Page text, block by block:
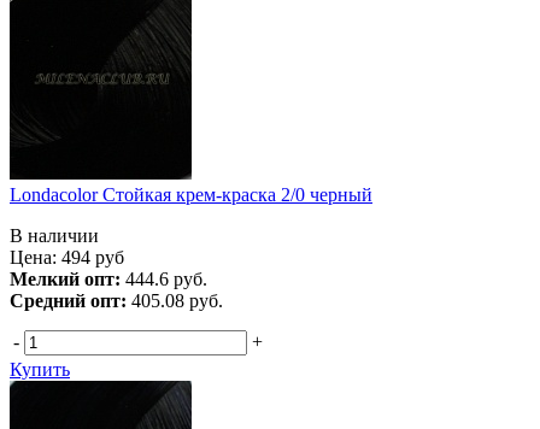
Londacolor Стойкая крем-краска 2/0 черный
В наличии
Цена: 494 руб
Мелкий опт: 444.6 руб.
Средний опт: 405.08 руб.
-
+
Купить